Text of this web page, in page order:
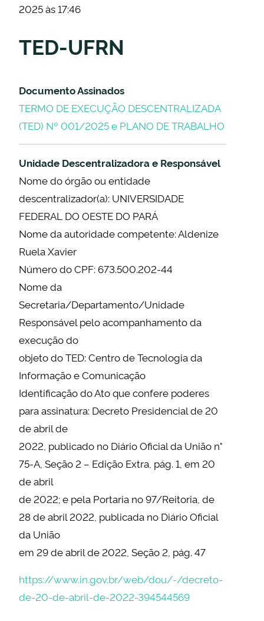
2025 às 17:46
TED-UFRN
Documento Assinados
TERMO DE EXECUÇÃO DESCENTRALIZADA
(TED) Nº 001/2025 e PLANO DE TRABALHO
Unidade Descentralizadora e Responsável
Nome do órgão ou entidade
descentralizador(a): UNIVERSIDADE
FEDERAL DO OESTE DO PARÁ
Nome da autoridade competente: Aldenize
Ruela Xavier
Número do CPF: 673.500.202-44
Nome da
Secretaria/Departamento/Unidade
Responsável pelo acompanhamento da
execução do
objeto do TED: Centro de Tecnologia da
Informação e Comunicação
Identificação do Ato que confere poderes
para assinatura: Decreto Presidencial de 20
de abril de
2022, publicado no Diário Oficial da União n°
75-A, Seção 2 – Edição Extra, pág. 1, em 20
de abril
de 2022; e pela Portaria no 97/Reitoria, de
28 de abril 2022, publicada no Diário Oficial
da União
em 29 de abril de 2022, Seção 2, pág. 47
https://www.in.gov.br/web/dou/-/decreto-
de-20-de-abril-de-2022-394544569